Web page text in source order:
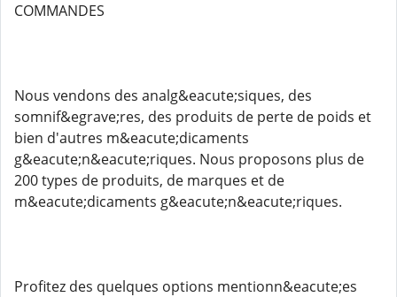
COMMANDES
Nous vendons des analg&eacute;siques, des
somnif&egrave;res, des produits de perte de poids et
bien d'autres m&eacute;dicaments
g&eacute;n&eacute;riques. Nous proposons plus de
200 types de produits, de marques et de
m&eacute;dicaments g&eacute;n&eacute;riques.
Profitez des quelques options mentionn&eacute;es